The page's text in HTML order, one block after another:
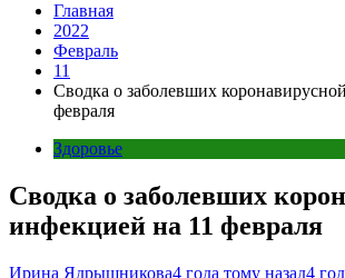
Главная
2022
Февраль
11
Сводка о заболевших
февраля
Здоровье
Сводка о заболевших
инфекцией на 11 февраля
Ирина Ядрышникова4 года тому назад4